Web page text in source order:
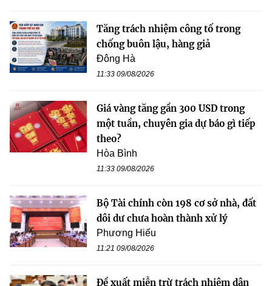
Tăng trách nhiệm công tố trong
chống buôn lậu, hàng giả
Đông Hà
11:33 09/08/2026
Giá vàng tăng gần 300 USD trong
một tuần, chuyên gia dự báo gì tiếp
theo?
Hòa Bình
11:33 09/08/2026
Bộ Tài chính còn 198 cơ sở nhà, đất
dôi dư chưa hoàn thành xử lý
Phương Hiếu
11:21 09/08/2026
Đề xuất miễn trừ trách nhiệm dân